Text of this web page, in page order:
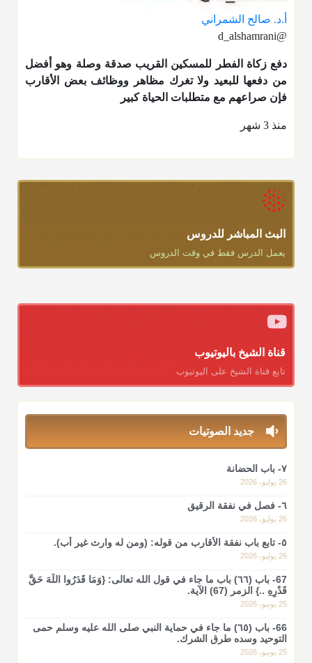
أ.د. صالح الشمراني
@d_alshamrani
دفعزكاة الفطر
للمسكين القريب صدقة وصلة وهو أفضل
من دفعها للبعيد ولا تغرك مظاهر ووظائف بعض الأقارب
فإن صراعهم مع متطلبات الحياة كبير
منذ 3 شهر
البث المباشر للدروس
يعمل الدرس فقط في وقت الدروس
قناة الشيخ باليوتيوب
تابع قناة الشيخ على اليوتيوب
جديد الصوتيات
٧- باب الحضانة
26 يوليو، 2026
٦- فصل في نفقة الرقيق
26 يوليو، 2026
٥- تابع باب نفقة الأقارب من قوله: (ومن له وارث غير أب).
26 يوليو، 2026
67- باب (٦٦) باب ما جاء في قول الله تعالى: {وَمَا قَدَرُوا اللَّهَ حَقَّ
قَدْرِهِ ..} الزمر (67) الآية.
25 يونيو، 2026
66- باب (٦٥) ما جاء في حماية النبي صلى الله عليه وسلم حمى
التوحيد وسده طرق الشرك.
25 يونيو، 2026